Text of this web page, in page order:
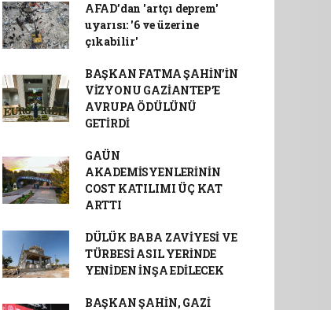
AFAD’dan 'artçı deprem'
uyarısı: '6 ve üzerine
çıkabilir'
BAŞKAN FATMA ŞAHİN’İN
VİZYONU GAZİANTEP’E
AVRUPA ÖDÜLÜNÜ
GETİRDİ
GAÜN
AKADEMİSYENLERİNİN
COST KATILIMI ÜÇ KAT
ARTTI
DÜLÜK BABA ZAVİYESİ VE
TÜRBESİ ASIL YERİNDE
YENİDEN İNŞA EDİLECEK
BAŞKAN ŞAHİN, GAZİ